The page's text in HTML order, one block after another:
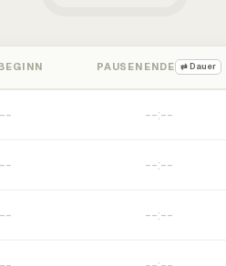
PAUSENENDE ⇄ Dauer